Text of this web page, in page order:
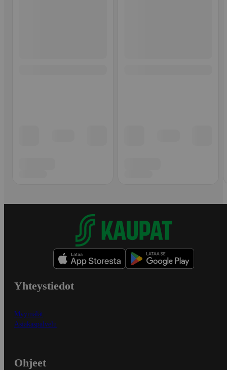
Yhteystiedot
Myymälät
Asiakaspalvelu
Ohjeet